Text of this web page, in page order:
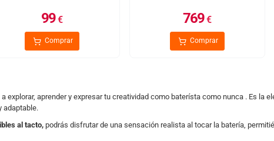
99€
Comprar
769€
Comprar
explorar, aprender y expresar tu creatividad como baterísta como nunca . Es la
adaptable.
al tacto,podrás disfrutar de una sensación realista al tocar la batería,